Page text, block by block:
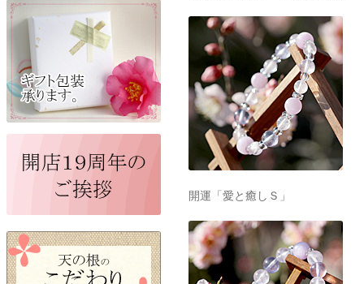
開運「愛と癒しＳ」